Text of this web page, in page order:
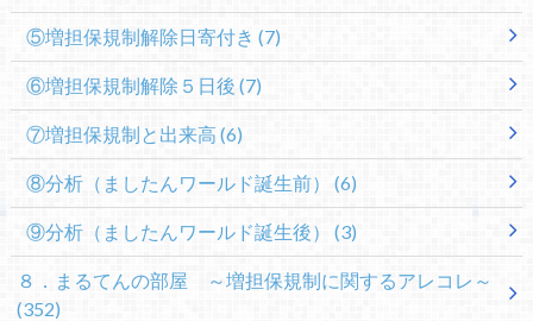
⑤増担保規制解除日寄付き (7)
⑥増担保規制解除５日後 (7)
⑦増担保規制と出来高 (6)
⑧分析（ましたんワールド誕生前） (6)
⑨分析（ましたんワールド誕生後） (3)
８．まるてんの部屋 ～増担保規制に関するアレコレ～
(352)